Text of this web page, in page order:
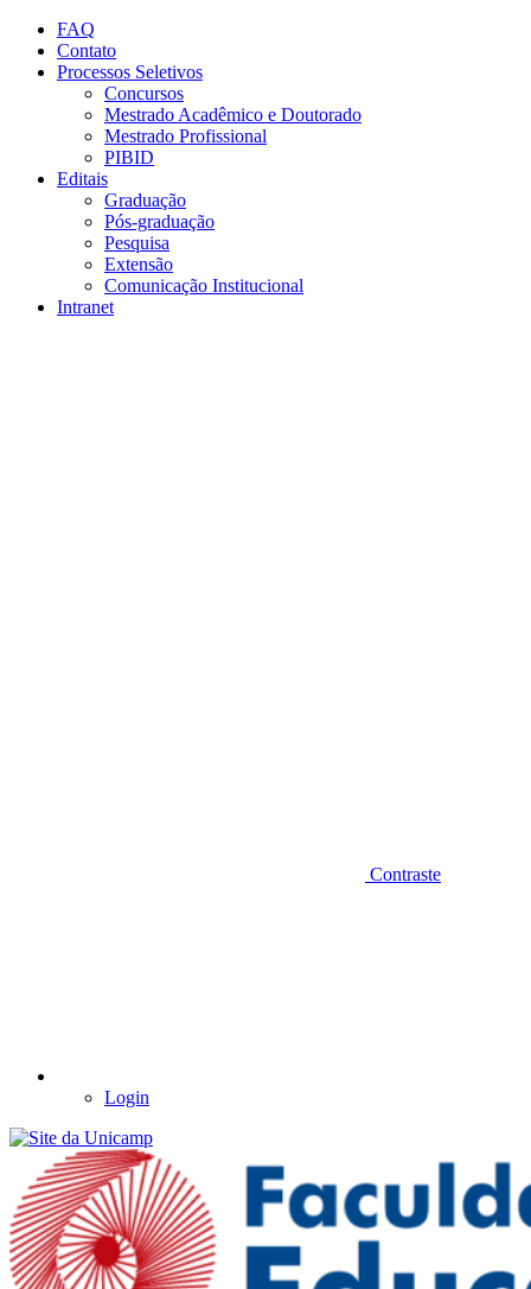
Conteúdo principal
FAQ
Contato
Processos Seletivos
Concursos
Mestrado Acadêmico e Doutorado
Mestrado Profissional
PIBID
Editais
Graduação
Pós-graduação
Pesquisa
Extensão
Comunicação Institucional
Intranet
Contraste
Login